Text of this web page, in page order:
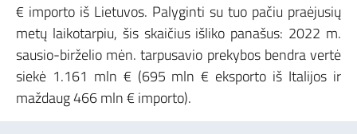
€ importo iš Lietuvos. Palyginti su tuo pačiu praėjusių
metų laikotarpiu, šis skaičius išliko panašus: 2022 m.
sausio-birželio mėn. tarpusavio prekybos bendra vertė
siekė 1.161 mln € (695 mln € eksporto iš Italijos ir
maždaug 466 mln € importo).